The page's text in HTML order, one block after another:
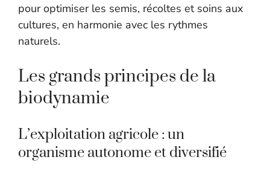
pour optimiser les semis, récoltes et soins aux
cultures, en harmonie avec les rythmes
naturels.
Les grands principes de la
biodynamie
L’exploitation agricole : un
organisme autonome et diversifié